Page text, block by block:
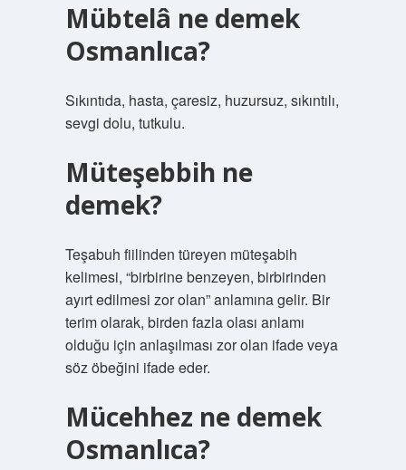
Mübtelâ ne demek
Osmanlıca?
Sıkıntıda, hasta, çaresiz, huzursuz, sıkıntılı,
sevgi dolu, tutkulu.
Müteşebbih ne
demek?
Teşabuh fiilinden türeyen müteşabih
kelimesi, “birbirine benzeyen, birbirinden
ayırt edilmesi zor olan” anlamına gelir. Bir
terim olarak, birden fazla olası anlamı
olduğu için anlaşılması zor olan ifade veya
söz öbeğini ifade eder.
Mücehhez ne demek
Osmanlıca?